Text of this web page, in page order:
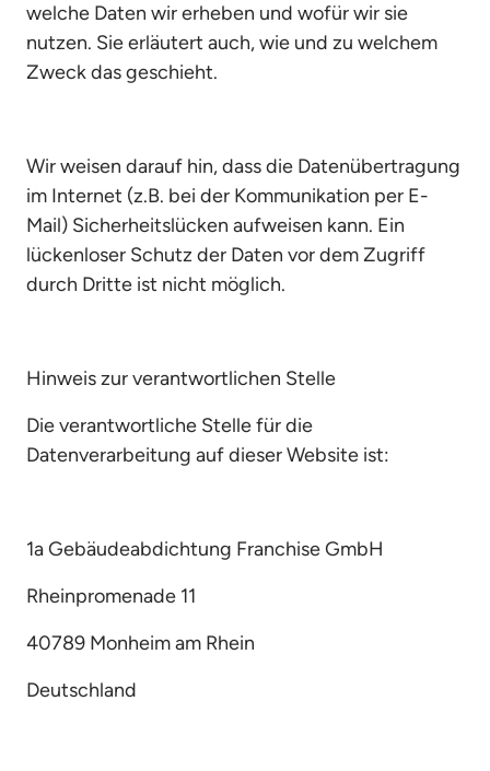
welche Daten wir erheben und wofür wir sie
nutzen. Sie erläutert auch, wie und zu welchem
Zweck das geschieht.
Wir weisen darauf hin, dass die Datenübertragung
im Internet (z.B. bei der Kommunikation per E-
Mail) Sicherheitslücken aufweisen kann. Ein
lückenloser Schutz der Daten vor dem Zugriff
durch Dritte ist nicht möglich.
Hinweis zur verantwortlichen Stelle
Die verantwortliche Stelle für die
Datenverarbeitung auf dieser Website ist:
1a Gebäudeabdichtung Franchise GmbH
Rheinpromenade 11
40789 Monheim am Rhein
Deutschland